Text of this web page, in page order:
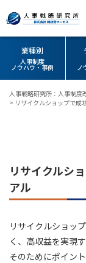
業種別
人事制度
ノウハウ・事例 ノ
人事戦略研究所：人事制度
> リサイクルショップで成
リサイクルシ
アル
リサイクルショッ
く、高収益を実現
そのためにポイント